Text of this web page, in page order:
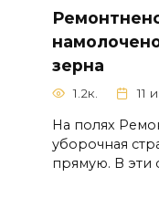
зерна
1.2к. 11
На полях
уборочная
прямую. В эти